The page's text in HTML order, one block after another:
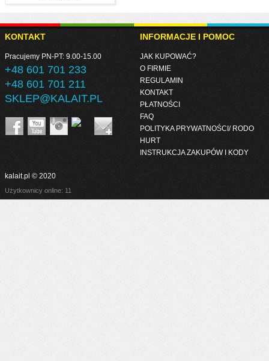
KONTAKT
Pracujemy PN-PT: 9.00-15.00
+48 601 701 233
+48 601 701 211
SKLEP@KALAIT.PL
INFORMACJE I POMOC
JAK KUPOWAĆ?
O FIRMIE
REGULAMIN
KONTAKT
PŁATNOŚCI
FAQ
POLITYKA PRYWATNOŚCI/ RODO
HURT
INSTRUKCJA ZAKUPÓW I KODY
kalait.pl © 2020
Użytkownicy online: 11